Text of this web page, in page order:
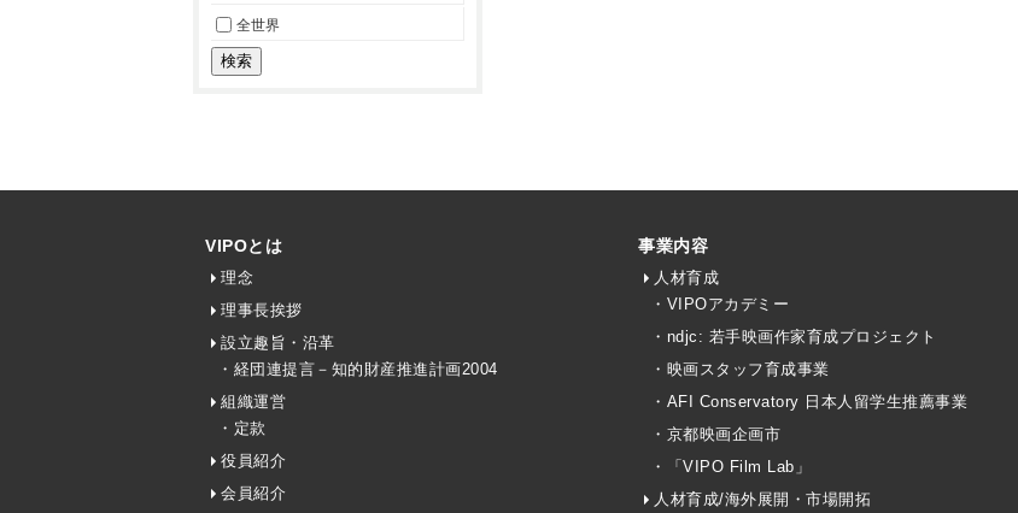
全世界
VIPOとは
理念
理事長挨拶
設立趣旨・沿革
・経団連提言－知的財産推進計画2004
組織運営
・定款
役員紹介
会員紹介
事業内容
人材育成
・VIPOアカデミー
・ndjc: 若手映画作家育成プロジェクト
・映画スタッフ育成事業
・AFI Conservatory 日本人留学生推薦事業
・京都映画企画市
・「VIPO Film Lab」
人材育成/海外展開・市場開拓